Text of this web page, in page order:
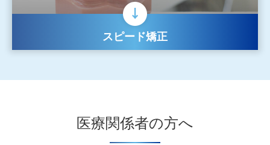
スピード矯正
医療関係者の方へ